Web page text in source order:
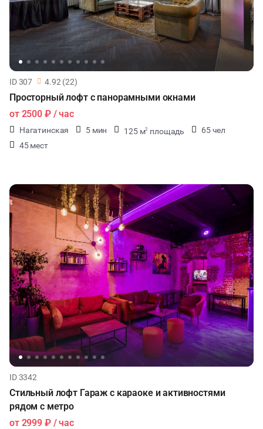
ID 307 4.92 (22)
Просторный лофт с панорамными окнами
от 2500 ₽/ час
Нагатинская 5 мин 125 м2 площадь
65 чел
45 мест
ID 3342
Стильный лофт Гараж с караоке и активностями
рядом с метро
от 2999 ₽/ час